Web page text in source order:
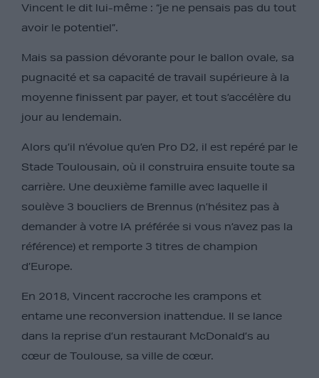
Vincent le dit lui-même : “je ne pensais pas du tout
avoir le potentiel”.
Mais sa passion dévorante pour le ballon ovale, sa
pugnacité et sa capacité de travail supérieure à la
moyenne finissent par payer, et tout s’accélère du
jour au lendemain.
Alors qu’il n’évolue qu’en Pro D2, il est repéré par le
Stade Toulousain, où il construira ensuite toute sa
carrière. Une deuxième famille avec laquelle il
soulève 3 boucliers de Brennus (n’hésitez pas à
demander à votre IA préférée si vous n’avez pas la
référence) et remporte 3 titres de champion
d’Europe.
En 2018, Vincent raccroche les crampons et
entame une reconversion inattendue. Il se lance
dans la reprise d’un restaurant McDonald’s au
cœur de Toulouse, sa ville de cœur.